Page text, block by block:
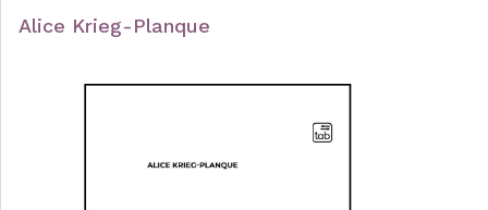
Alice Krieg-Planque